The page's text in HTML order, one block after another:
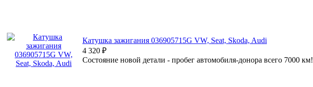
Катушка зажигания 036905715G VW, Seat, Skoda, Audi
4 320 ₽
Состояние новой детали - пробег автомобиля-донора всего 7000 км!